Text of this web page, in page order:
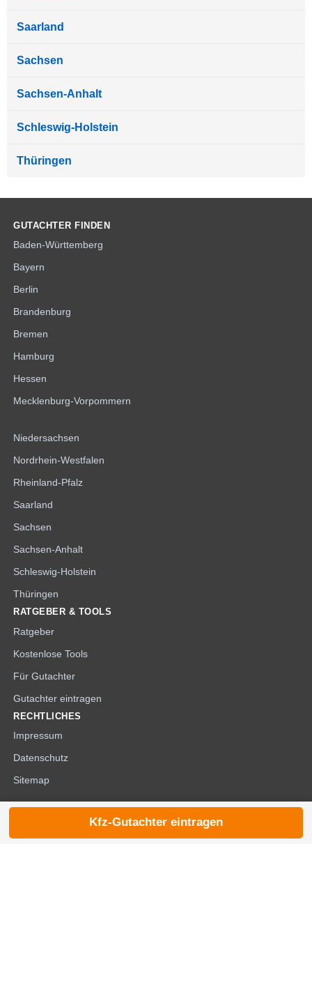
Saarland
Sachsen
Sachsen-Anhalt
Schleswig-Holstein
Thüringen
GUTACHTER FINDEN
Baden-Württemberg
Bayern
Berlin
Brandenburg
Bremen
Hamburg
Hessen
Mecklenburg-Vorpommern
Niedersachsen
Nordrhein-Westfalen
Rheinland-Pfalz
Saarland
Sachsen
Sachsen-Anhalt
Schleswig-Holstein
Thüringen
RATGEBER & TOOLS
Ratgeber
Kostenlose Tools
Für Gutachter
Gutachter eintragen
RECHTLICHES
Impressum
Datenschutz
Sitemap
© 2026 die-kfzgutachter.de
Kfz-Gutachter eintragen